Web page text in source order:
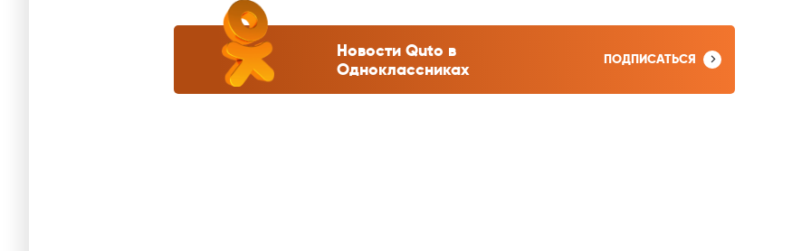
Новости Quto в
Одноклассниках
ПОДПИСАТЬСЯ